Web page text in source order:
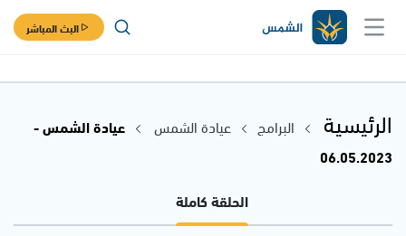
البث المباشر
الرئيسية البرامج عيادة الشمس
عيادة الشمس -
06.05.2023
الحلقة كاملة